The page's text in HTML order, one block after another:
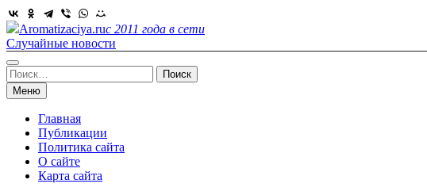
Skip
to
content
Aromatizaciya.ruс 2011 года в сети
Случайные новости
Найти:
Меню
Главная
Публикации
Политика сайта
О сайте
Карта сайта